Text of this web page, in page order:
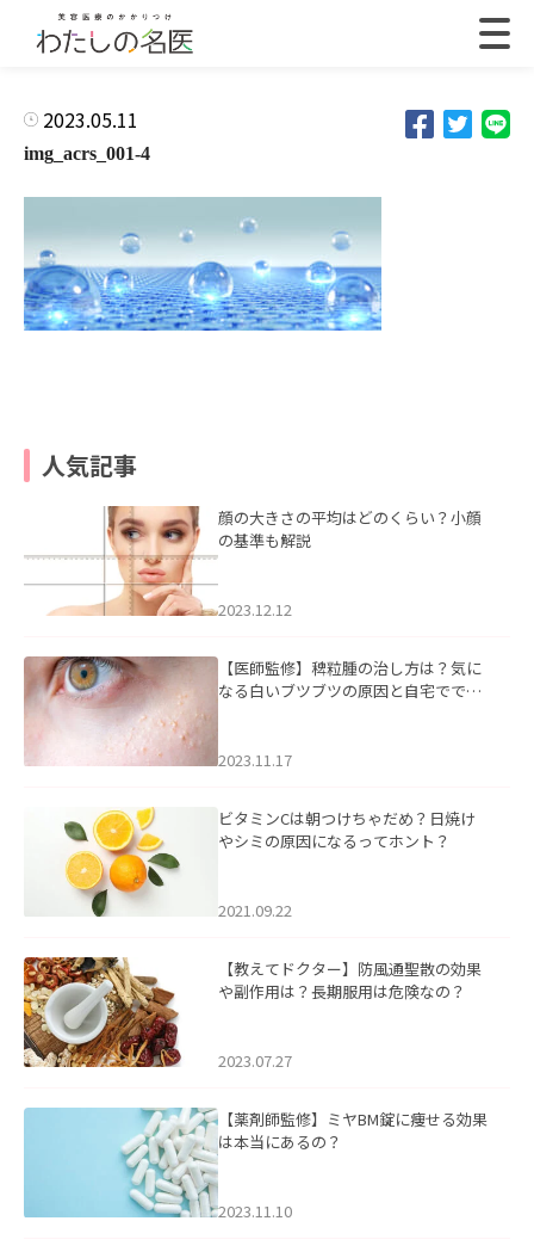
2023.05.11
img_acrs_001-4
人気記事
顔の大きさの平均はどのくらい？小顔
の基準も解説
2023.12.12
【医師監修】稗粒腫の治し方は？気に
なる白いブツブツの原因と自宅ででき
2023.11.17
ビタミンCは朝つけちゃだめ？日焼け
やシミの原因になるってホント？
2021.09.22
【教えてドクター】防風通聖散の効果
や副作用は？長期服用は危険なの？
2023.07.27
【薬剤師監修】ミヤBM錠に痩せる効果
は本当にあるの？
2023.11.10